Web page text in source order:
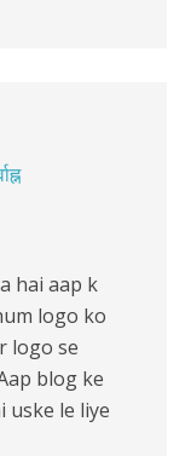
hai aap k
logo ko
logo se
blog ke
uske le liye